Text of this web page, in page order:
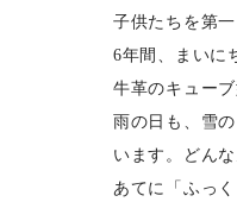
子供たちを第
6年間、まいに
牛革のキュー
雨の日も、雪
います。どん
あてに「ふっ